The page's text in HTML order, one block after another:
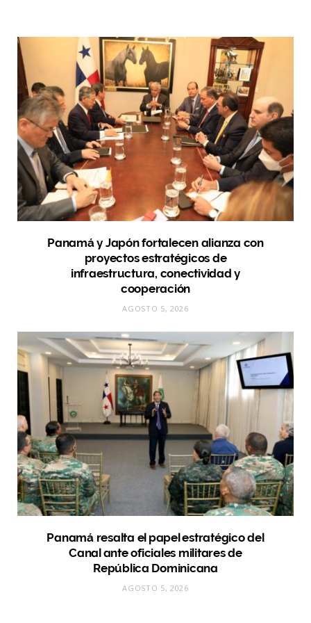
Panamá y Japón fortalecen alianza con
proyectos estratégicos de
infraestructura, conectividad y
cooperación
AGOSTO 5, 2026
Panamá resalta el papel estratégico del
Canal ante oficiales militares de
República Dominicana
AGOSTO 5, 2026